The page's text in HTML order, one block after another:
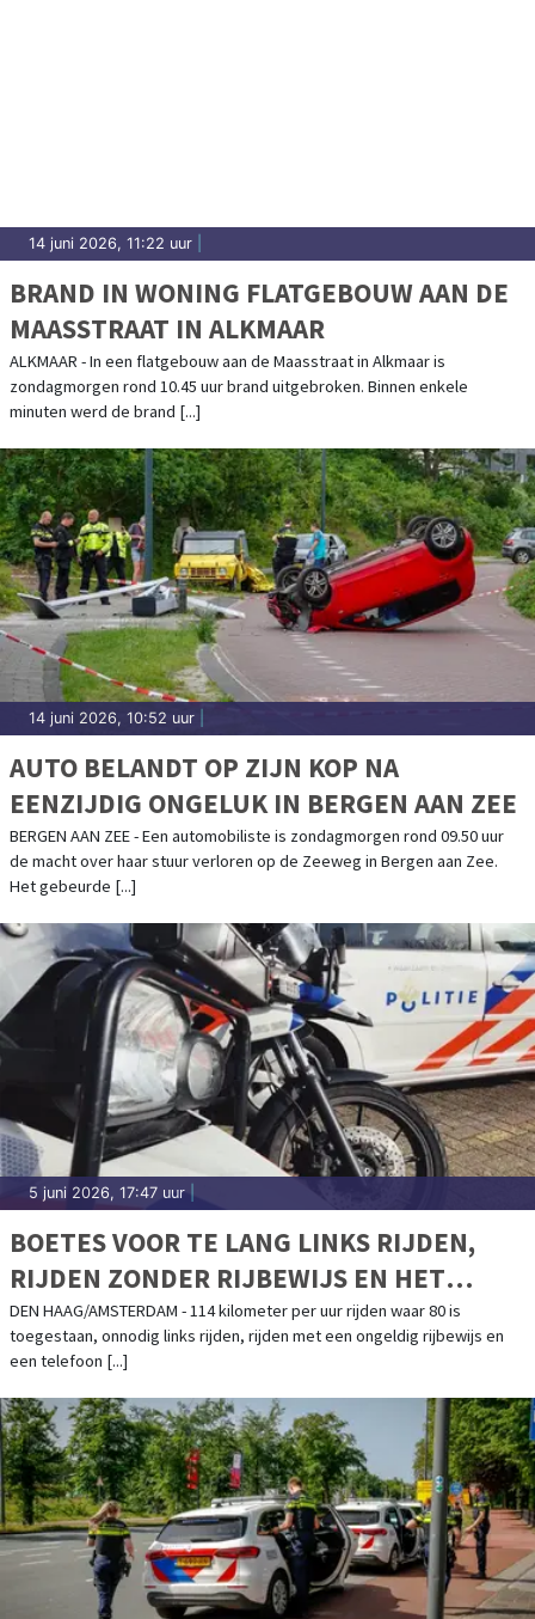
14 juni 2026, 11:22 uur
BRAND IN WONING FLATGEBOUW AAN DE
MAASSTRAAT IN ALKMAAR
ALKMAAR - In een flatgebouw aan de Maasstraat in Alkmaar is
zondagmorgen rond 10.45 uur brand uitgebroken. Binnen enkele
minuten werd de brand [...]
14 juni 2026, 10:52 uur
AUTO BELANDT OP ZIJN KOP NA
EENZIJDIG ONGELUK IN BERGEN AAN ZEE
BERGEN AAN ZEE - Een automobiliste is zondagmorgen rond 09.50 uur
de macht over haar stuur verloren op de Zeeweg in Bergen aan Zee.
Het gebeurde [...]
5 juni 2026, 17:47 uur
BOETES VOOR TE LANG LINKS RIJDEN,
RIJDEN ZONDER RIJBEWIJS EN HET
VASTHOUDEN VAN EEN TELEFOON
DEN HAAG/AMSTERDAM - 114 kilometer per uur rijden waar 80 is
toegestaan, onnodig links rijden, rijden met een ongeldig rijbewijs en
een telefoon [...]